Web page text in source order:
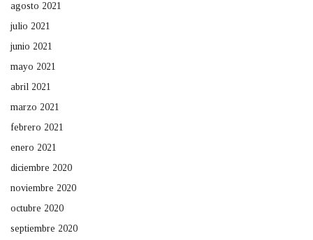
agosto 2021
julio 2021
junio 2021
mayo 2021
abril 2021
marzo 2021
febrero 2021
enero 2021
diciembre 2020
noviembre 2020
octubre 2020
septiembre 2020